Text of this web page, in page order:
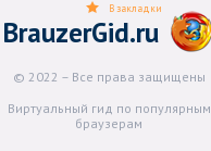
BrauzerGid.ru
© 2022 – Все права защищены
Виртуальный гид по популярным
браузерам
В закладки